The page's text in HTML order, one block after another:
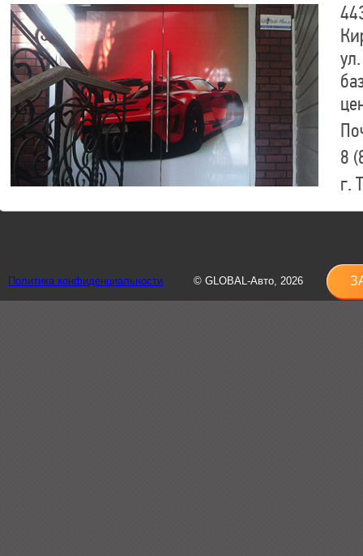
8
г.
8
Политика конфиденциальности © GLOBAL-Авто, 2026